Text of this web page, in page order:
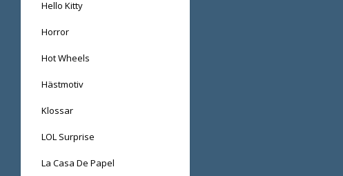
Hello Kitty
Horror
Hot Wheels
Hästmotiv
Klossar
LOL Surprise
La Casa De Papel